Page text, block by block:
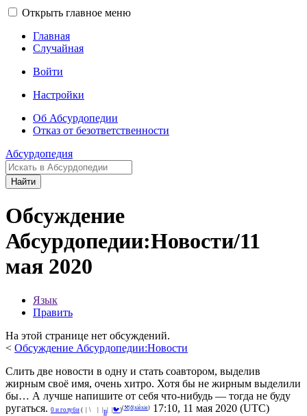
Открыть главное меню
Главная
Случайная
Войти
Настройки
Об Абсурдопедии
Отказ от безответственности
Абсурдопедия
Найти
Обсуждение
Абсурдопедии:Новости/11
мая 2020
Язык
Править
На этой странице нет обсуждений.
< Обсуждение Абсурдопедии:Новости
Слить две новости в одну и стать соавтором, выделив
жирным своё имя, очень хитро. Хотя бы не жирным выделили
бы… А лучше напишите от себя что-нибудь — тогда не буду
ругаться. 0 и голуби ( \ В 🐦)(⚒ ð xièxie) 17:10, 11 мая 2020 (UTC)